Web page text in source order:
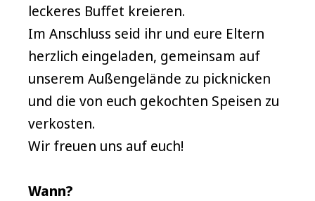
leckeres Buffet kreieren.
Im Anschluss seid ihr und eure Eltern
herzlich eingeladen, gemeinsam auf
unserem Außengelände zu picknicken
und die von euch gekochten Speisen zu
verkosten.
Wir freuen uns auf euch!
Wann?